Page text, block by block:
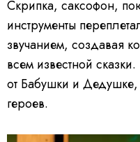
Скрипка, саксофон,
инструменты
звучанием, создавая
всем известной
от Бабушки и Дедушке,
героев.